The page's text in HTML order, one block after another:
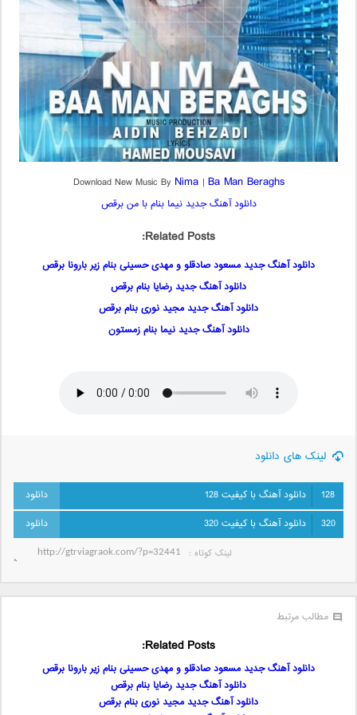
Download New Music By Nima | Ba Man Beraghs
دانلود آهنگ جدید نیما بنام با من برقص
Related Posts:
دانلود آهنگ جدید مسعود صادقلو و مهدی حسینی بنام زیر بارونا برقص
دانلود آهنگ جدید رضایا بنام برقص
دانلود آهنگ جدید مجید نوری بنام برقص
دانلود آهنگ جدید نیما بنام زمستون
لینک های دانلود
128
دانلود آهنگ با کیفیت 128
320
دانلود آهنگ با کیفیت 320
لینک کوتاه‌ :
مطالب مرتبط
Related Posts:
دانلود آهنگ جدید مسعود صادقلو و مهدی حسینی بنام زیر بارونا برقص
دانلود آهنگ جدید رضایا بنام برقص
دانلود آهنگ جدید مجید نوری بنام برقص